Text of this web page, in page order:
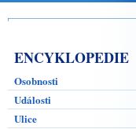
ENCYKLOPEDIE
Osobnosti
Události
Ulice